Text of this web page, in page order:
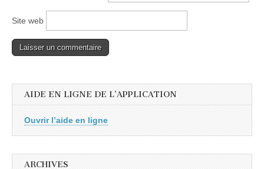
Site web
AIDE EN LIGNE DE L’APPLICATION
Ouvrir l’aide en ligne
ARCHIVES